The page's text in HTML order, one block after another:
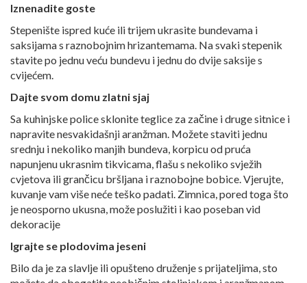
Iznenadite goste
Stepenište ispred kuće ili trijem ukrasite bundevama i
saksijama s raznobojnim hrizantemama. Na svaki stepenik
stavite po jednu veću bundevu i jednu do dvije saksije s
cvijećem.
Dajte svom domu zlatni sjaj
Sa kuhinjske police sklonite teglice za začine i druge sitnice i
napravite nesvakidašnji aranžman. Možete staviti jednu
srednju i nekoliko manjih bundeva, korpicu od pruća
napunjenu ukrasnim tikvicama, flašu s nekoliko svježih
cvjetova ili grančicu bršljana i raznobojne bobice. Vjerujte,
kuvanje vam više neće teško padati. Zimnica, pored toga što
je neosporno ukusna, može poslužiti i kao poseban vid
dekoracije
Igrajte se plodovima jeseni
Bilo da je za slavlje ili opušteno druženje s prijateljima, sto